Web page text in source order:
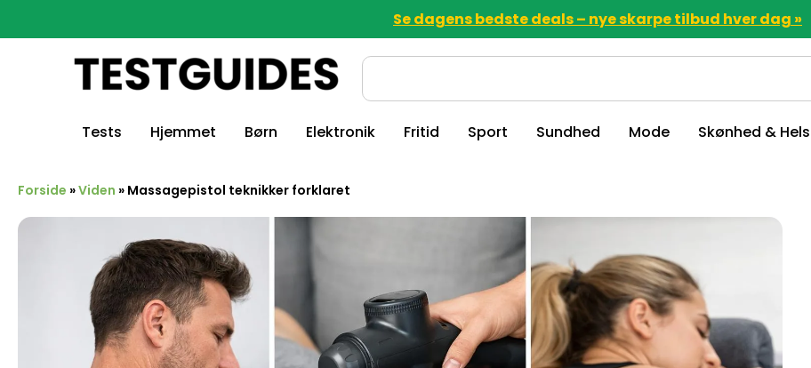
Se dagens bedste deals – nye skarpe tilbud hver dag »
Tests Hjemmet Børn Elektronik Fritid Sport Sundhed Mode Skønhed &
Forside »Viden » Massagepistol teknikker forklaret